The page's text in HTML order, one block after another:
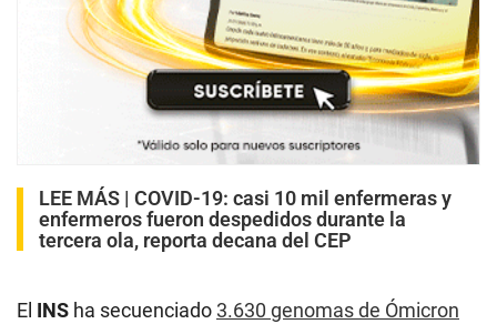
LEE MÁS | COVID-19: casi 10 mil enfermeras y
enfermeros fueron despedidos durante la
tercera ola, reporta decana del CEP
El INS ha secuenciado 3.630 genomas de Ómicron